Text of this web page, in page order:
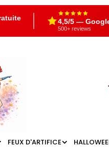
4,5/5 —
500+ reviews
FEUX D'ARTIFICE